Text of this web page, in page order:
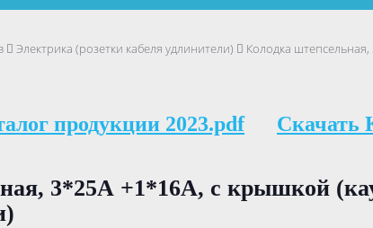
Электрика (розетки кабеля удлинители)
Колодка штепсельная,
продукции 2023.pdf Скачать
3*25А +1*16А, с крышкой